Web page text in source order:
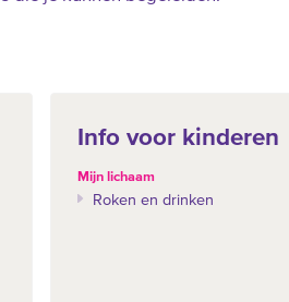
Info voor kinderen
Mijn lichaam
Roken en drinken